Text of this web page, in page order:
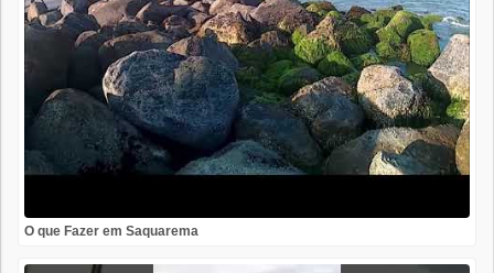
O que Fazer em Saquarema